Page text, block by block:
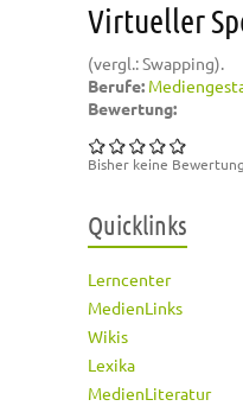
Virtueller
(vergl.: Swapping).
Berufe:
Bewertung:
Bisher keine Bewertung
Quicklinks
Lerncenter
MedienLinks
Wikis
Lexika
MedienLiteratur